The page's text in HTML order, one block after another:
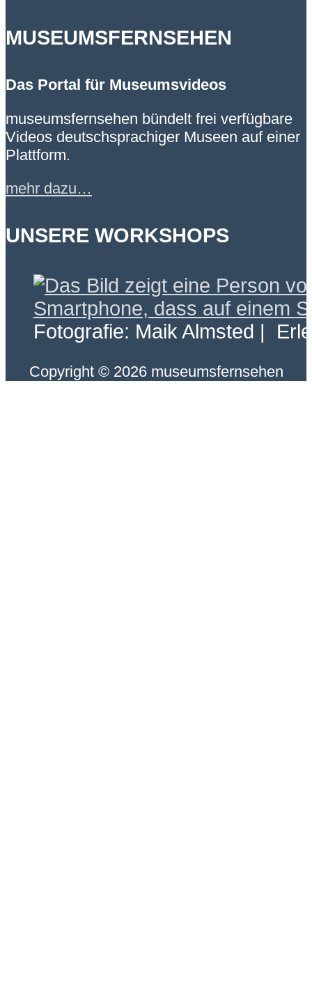
MUSEUMSFERNSEHEN
Das Portal für Museumsvideos
museumsfernsehen bündelt frei verfügbare
Videos deutschsprachiger Museen auf einer
Plattform.
mehr dazu…
UNSERE WORKSHOPS
Fotografie: Maik Almsted |
Copyright © 2026 museumsfernsehen